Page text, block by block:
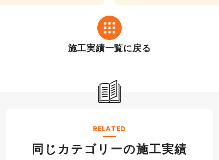
施工実績一覧に戻る
RELATED
同じカテゴリーの施工実績